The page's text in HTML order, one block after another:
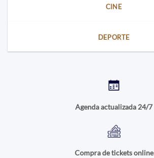
CINE
DEPORTE
Agenda actualizada 24/7
Compra de tickets online